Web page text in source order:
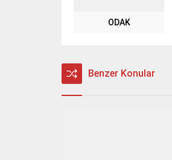
ODAK
Benzer Konular